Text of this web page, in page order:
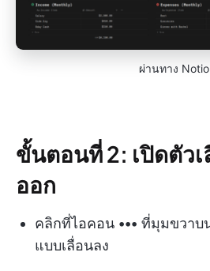
ผ่านทาง
ขั้นตอนที่ 2: เปิดตัวเ
ออก
คลิกที่ไอคอน ••• ที่มุมขวาบ
แบบเลื่อนลง